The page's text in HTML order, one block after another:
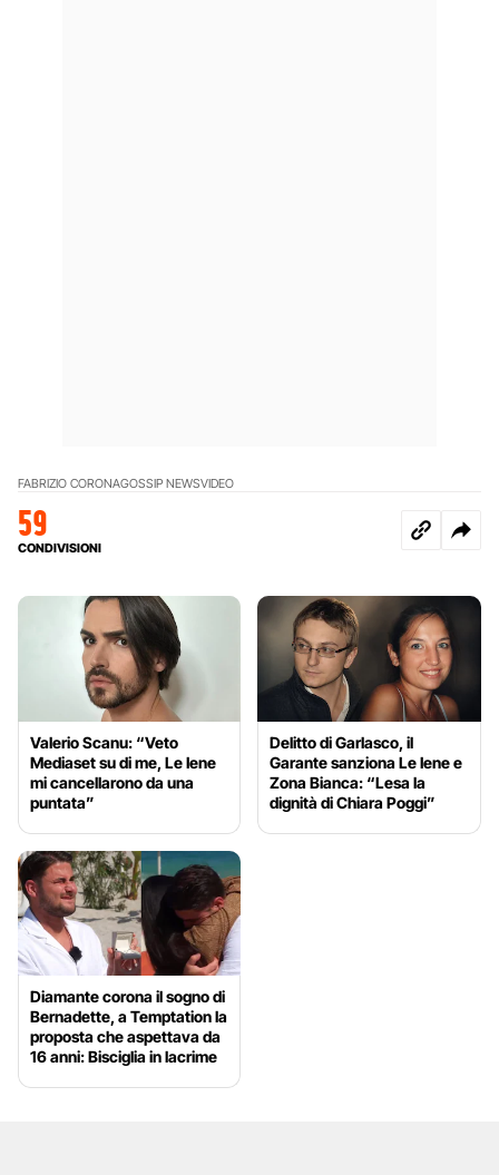
FABRIZIO CORONAGOSSIP NEWSVIDEO
59
CONDIVISIONI
Valerio Scanu: “Veto
Mediaset su di me, Le Iene
mi cancellarono da una
puntata”
Delitto di Garlasco, il
Garante sanziona Le Iene e
Zona Bianca: “Lesa la
dignità di Chiara Poggi”
Diamante corona il sogno di
Bernadette, a Temptation la
proposta che aspettava da
16 anni: Bisciglia in lacrime